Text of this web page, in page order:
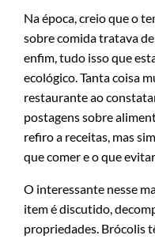
Na época, creio que o
sobre comida tratava
enfim, tudo isso que
ecológico. Tanta coisa
restaurante ao
postagens sobre
refiro a receitas, mas
que comer e o que
O interessante nesse
item é discutido,
propriedades. Brócolis